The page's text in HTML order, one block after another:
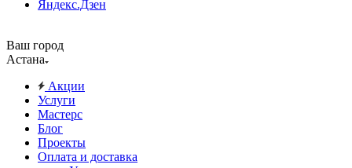
Яндекс.Дзен
Ваш город
Астана
Акции
Услуги
Мастерс
Блог
Проекты
Оплата и доставка